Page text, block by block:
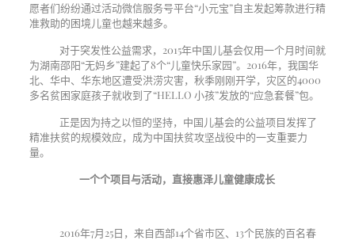
愿者们纷纷通过活动微信服务号平台“小元宝”自主发起筹款进行精
准救助的困境儿童也越来越多。
对于突发性公益需求， 2015年中国儿基会仅用一个月时间就
为湖南邵阳“无妈乡”建起了8个“儿童快乐家园”。2016年，我国华
北、华中、华东地区遭受洪涝灾害，秋季刚刚开学，灾区的4000
多名贫困家庭孩子就收到了“HELLO 小孩”发放的“应急套餐”包。
正是因为持之以恒的坚持，中国儿基会的公益项目发挥了
精准扶贫的规模效应，成为中国扶贫攻坚战役中的一支重要力
量。
一个个项目与活动，直接惠泽儿童健康成长
2016年7月25日，来自西部14个省市区、13个民族的百名春